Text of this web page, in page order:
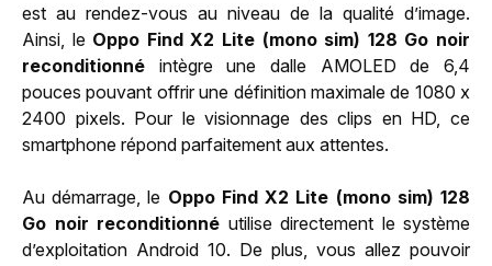
est au rendez-vous au niveau de la qualité d’image.
Ainsi, le Oppo Find X2 Lite (mono sim) 128 Go noir
reconditionné intègre une dalle AMOLED de 6,4
pouces pouvant offrir une définition maximale de 1080 x
2400 pixels. Pour le visionnage des clips en HD, ce
smartphone répond parfaitement aux attentes.
Au démarrage, le Oppo Find X2 Lite (mono sim) 128
Go noir reconditionné utilise directement le système
d’exploitation Android 10. De plus, vous allez pouvoir